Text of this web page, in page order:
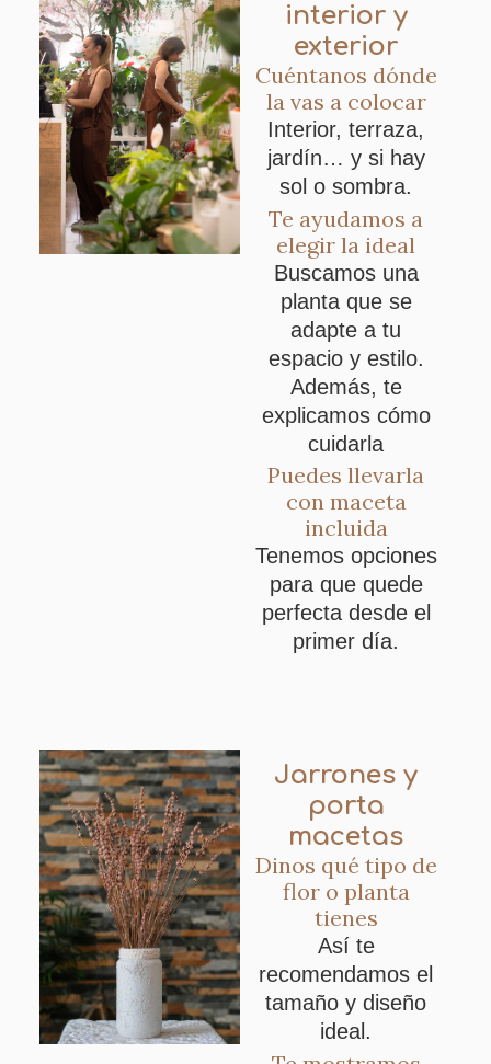
interior y
exterior
Cuéntanos dónde
la vas a colocar
Interior, terraza,
jardín… y si hay
sol o sombra.
Te ayudamos a
elegir la ideal
Buscamos una
planta que se
adapte a tu
espacio y estilo.
Además, te
explicamos cómo
cuidarla
Puedes llevarla
con maceta
incluida
Tenemos opciones
para que quede
perfecta desde el
primer día.
Jarrones y
porta
macetas
Dinos qué tipo de
flor o planta
tienes
Así te
recomendamos el
tamaño y diseño
ideal.